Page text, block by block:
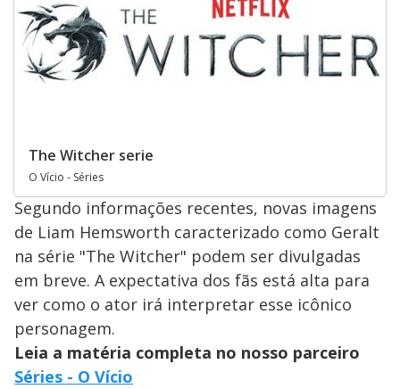
The Witcher serie
O Vício - Séries
Segundo informações recentes, novas imagens
de Liam Hemsworth caracterizado como Geralt
na série "The Witcher" podem ser divulgadas
em breve. A expectativa dos fãs está alta para
ver como o ator irá interpretar esse icônico
personagem.
Leia a matéria completa no nosso parceiro
Séries - O Vício